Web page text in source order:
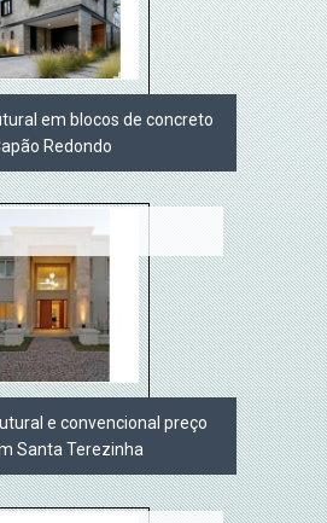
em blocos de concreto
Redondo
e convencional preço
Santa Terezinha